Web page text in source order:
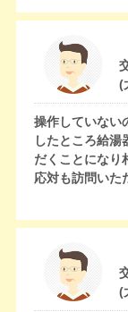
(
操作していない
したところ給湯
だくことになり
応対も訪問いた
(